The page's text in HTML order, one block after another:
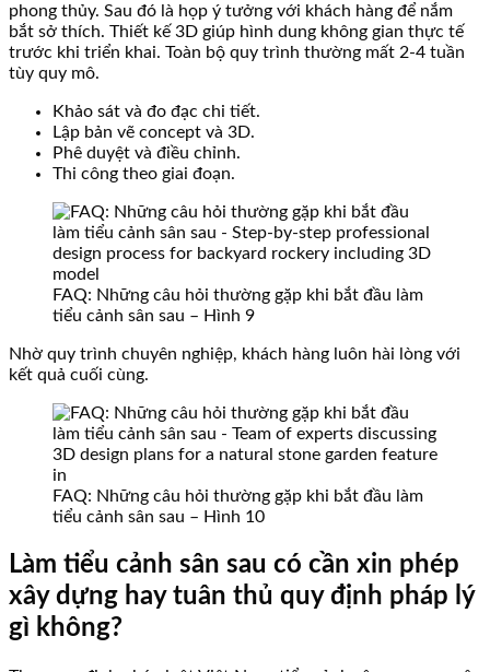
phong thủy. Sau đó là họp ý tưởng với khách hàng để nắm
bắt sở thích. Thiết kế 3D giúp hình dung không gian thực tế
trước khi triển khai. Toàn bộ quy trình thường mất 2-4 tuần
tùy quy mô.
Khảo sát và đo đạc chi tiết.
Lập bản vẽ concept và 3D.
Phê duyệt và điều chỉnh.
Thi công theo giai đoạn.
FAQ: Những câu hỏi thường gặp khi bắt đầu làm
tiểu cảnh sân sau – Hình 9
Nhờ quy trình chuyên nghiệp, khách hàng luôn hài lòng với
kết quả cuối cùng.
FAQ: Những câu hỏi thường gặp khi bắt đầu làm
tiểu cảnh sân sau – Hình 10
Làm tiểu cảnh sân sau có cần xin phép
xây dựng hay tuân thủ quy định pháp lý
gì không?